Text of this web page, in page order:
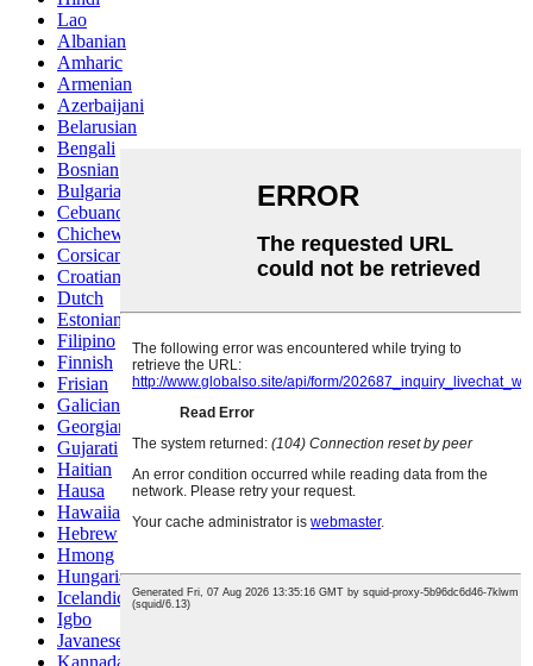
Lao
Albanian
Amharic
Armenian
Azerbaijani
Belarusian
Bengali
Bosnian
Bulgarian
Cebuano
Chichewa
Corsican
Croatian
Dutch
Estonian
Filipino
Finnish
Frisian
Galician
Georgian
Gujarati
Haitian
Hausa
Hawaiian
Hebrew
Hmong
Hungarian
Icelandic
Igbo
Javanese